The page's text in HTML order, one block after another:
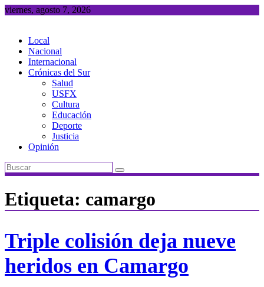
Saltar
viernes, agosto 7, 2026
Local
Nacional
Internacional
Crónicas del Sur
Salud
USFX
Cultura
Educación
Deporte
Justicia
Opinión
Etiqueta: camargo
Triple colisión deja nueve
heridos en Camargo